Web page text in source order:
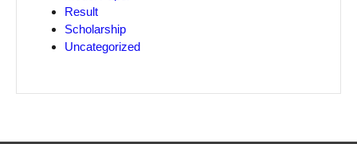
Result
Scholarship
Uncategorized